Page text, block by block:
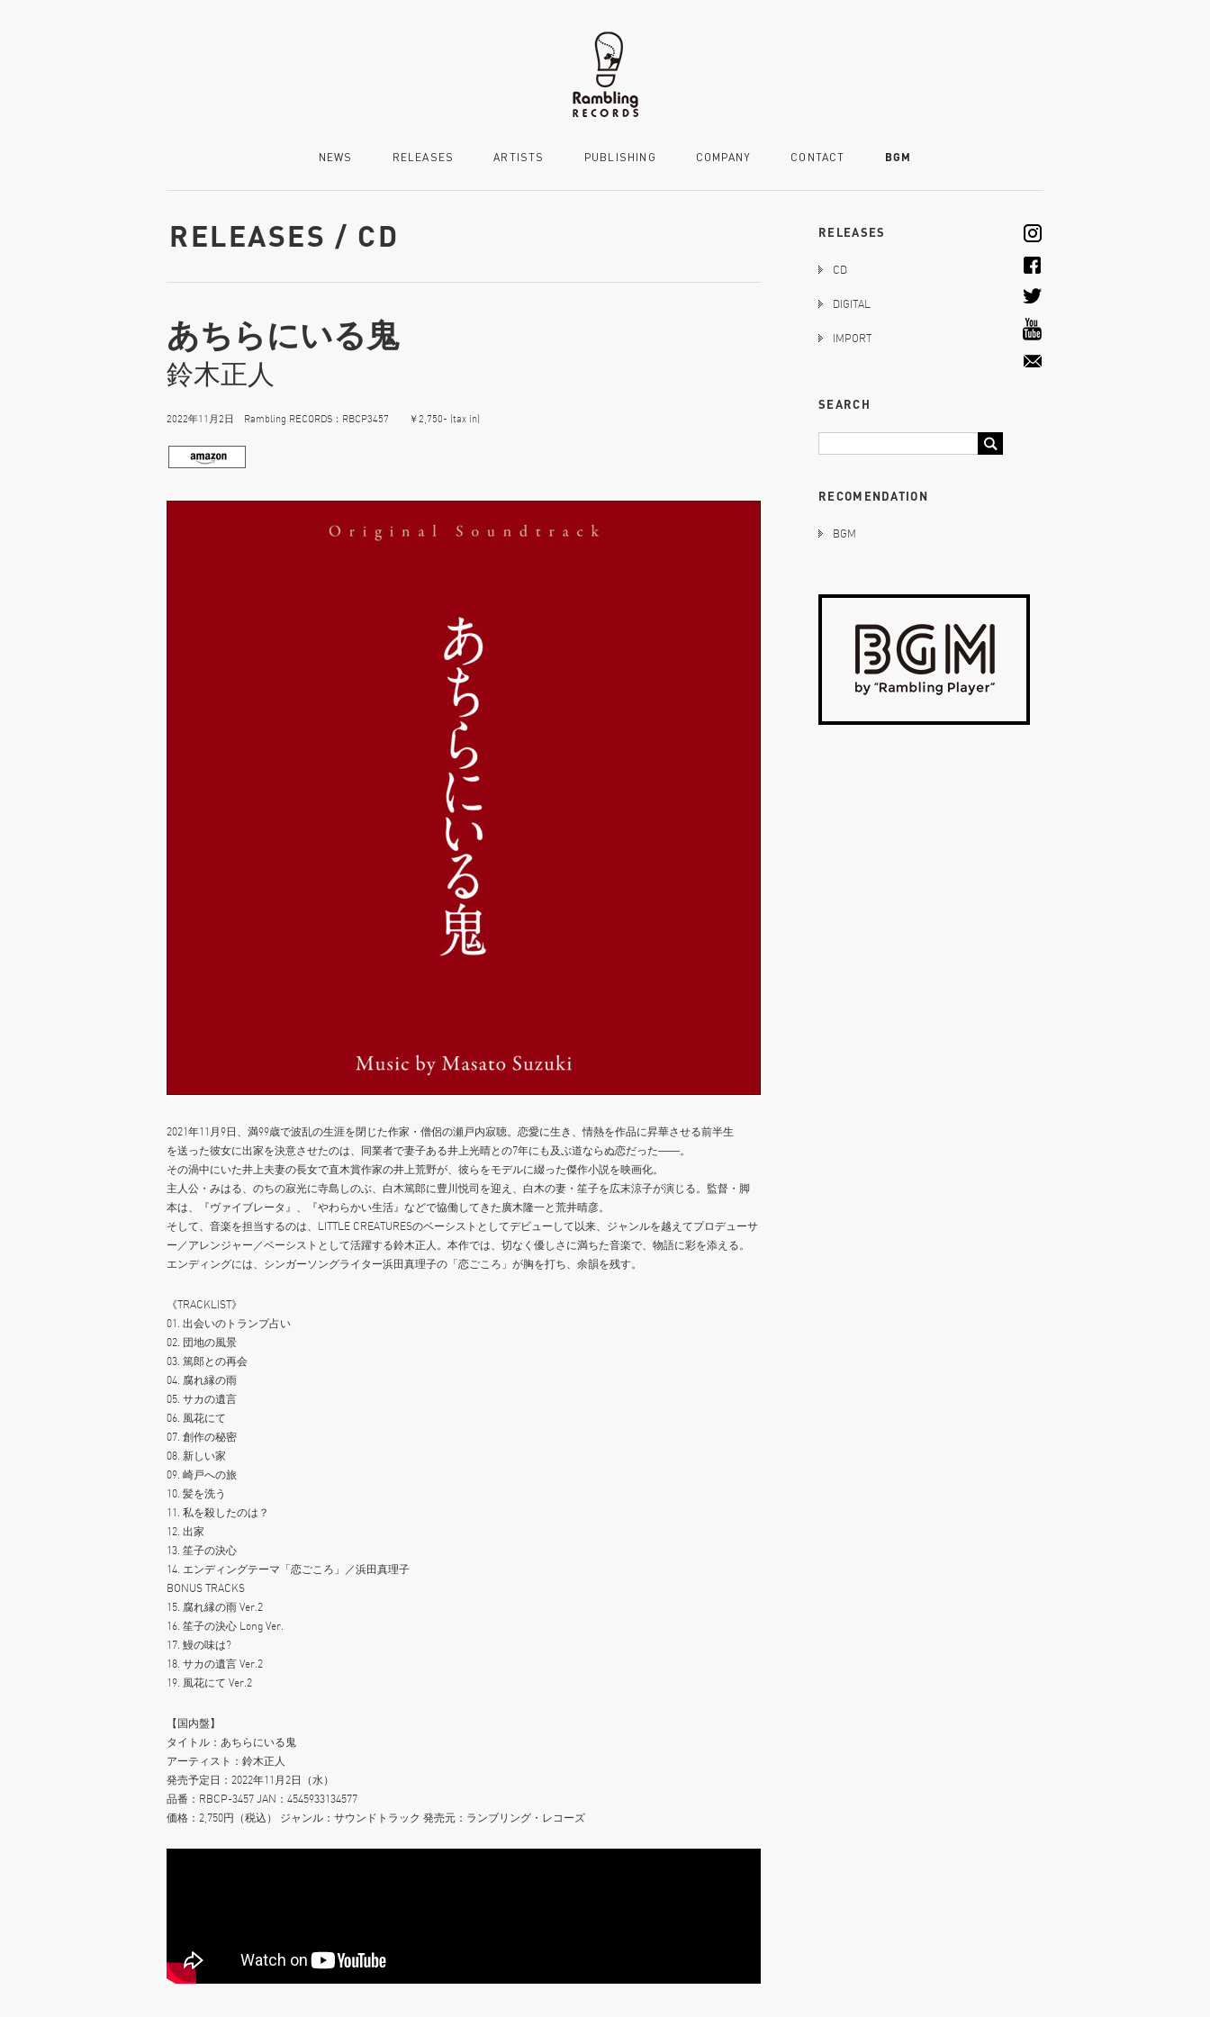
NEWS RELEASES ARTISTS PUBLISHING COMPANY CONTACT BGM
RELEASES / CD
あちらにいる鬼
鈴木正人
2022年11月2日 Rambling RECORDS：RBCP3457 ￥2,750- (tax in)
2021年11月9日、満99歳で波乱の生涯を閉じた作家・僧侶の瀬戸内寂聴。恋愛に生き、情熱を作品に昇華させる前半生
を送った彼女に出家を決意させたのは、同業者で妻子ある井上光晴との7年にも及ぶ道ならぬ恋だった――。
その渦中にいた井上夫妻の長女で直木賞作家の井上荒野が、彼らをモデルに綴った傑作小説を映画化。
主人公・みはる、のちの寂光に寺島しのぶ、白木篤郎に豊川悦司を迎え、白木の妻・笙子を広末涼子が演じる。監督・脚
本は、『ヴァイブレータ』、『やわらかい生活』などで協働してきた廣木隆一と荒井晴彦。
そして、音楽を担当するのは、LITTLE CREATURESのベーシストとしてデビューして以来、ジャンルを越えてプロデューサ
ー／アレンジャー／ベーシストとして活躍する鈴木正人。本作では、切なく優しさに満ちた音楽で、物語に彩を添える。
エンディングには、シンガーソングライター浜田真理子の「恋ごころ」が胸を打ち、余韻を残す。
《TRACKLIST》
01. 出会いのトランプ占い
02. 団地の風景
03. 篤郎との再会
04. 腐れ縁の雨
05. サカの遺言
06. 風花にて
07. 創作の秘密
08. 新しい家
09. 崎戸への旅
10. 髪を洗う
11. 私を殺したのは？
12. 出家
13. 笙子の決心
14. エンディングテーマ「恋ごころ」／浜田真理子
BONUS TRACKS
15. 腐れ縁の雨 Ver.2
16. 笙子の決心 Long Ver.
17. 鰻の味は?
18. サカの遺言 Ver.2
19. 風花にて Ver.2
【国内盤】
タイトル：あちらにいる鬼
アーティスト：鈴木正人
発売予定日：2022年11月2日（水）
品番：RBCP-3457 JAN：4545933134577
価格：2,750円（税込） ジャンル：サウンドトラック 発売元：ランブリング・レコーズ
RELEASES
CD
DIGITAL
IMPORT
SEARCH
RECOMENDATION
BGM